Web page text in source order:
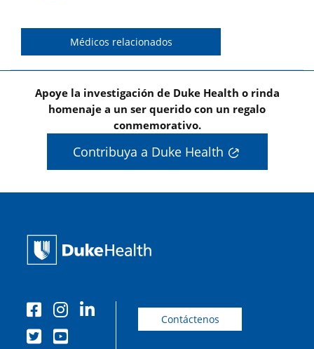
Médicos relacionados
Apoye la investigación de Duke Health o rinda
homenaje a un ser querido con un regalo
conmemorativo.
Contribuya a Duke Health
Contáctenos